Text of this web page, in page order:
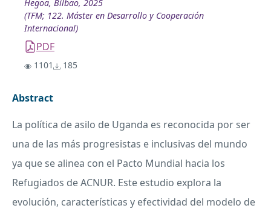
Hegoa, Bilbao, 2025
(TFM; 122. Máster en Desarrollo y Cooperación
Internacional)
PDF
1101 185
Abstract
La política de asilo de Uganda es reconocida por ser
una de las más progresistas e inclusivas del mundo
ya que se alinea con el Pacto Mundial hacia los
Refugiados de ACNUR. Este estudio explora la
evolución, características y efectividad del modelo de